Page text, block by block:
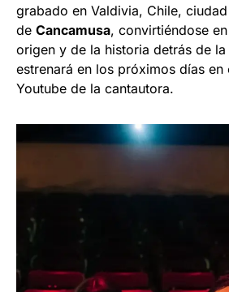
grabado en Valdivia, Chile,
de Cancamusa, convirtiéndose
origen y de la historia detrás de
estrenará en los próximos días en
Youtube de la cantautora.